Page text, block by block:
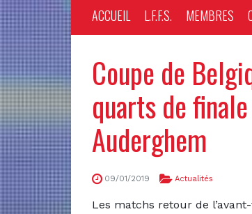
ACCUEIL L.F.F.S. MEMBRES
Coupe de
quarts de
Auderghem
09/01/2019 Actualités
Les matchs retour de